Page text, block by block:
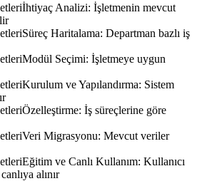
Analizi: İşletmenin mevcut
Haritalama: Departman bazlı iş
Seçimi: İşletmeye uygun
ve Yapılandırma: Sistem
İş süreçlerine göre
Migrasyonu: Mevcut veriler
ve Canlı Kullanım: Kullanıcı
alınır